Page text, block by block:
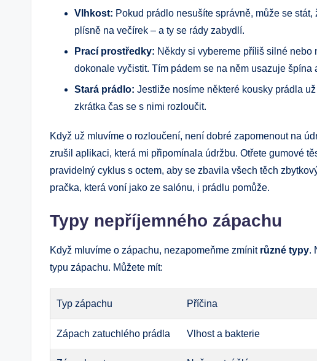
Vlhkost: Pokud prádlo nesušíte správně, může se stát,
plísně na večírek – a ty se rády zabydlí.
Prací prostředky: Někdy si vybereme příliš silné nebo
dokonale vyčistit. Tím pádem se na něm usazuje špína
Stará prádlo: Jestliže nosíme některé kousky prádla
zkrátka čas se s nimi rozloučit.
Když už mluvíme o rozloučení, není dobré zapomenout na
zrušil aplikaci, která mi připomínala údržbu. Otřete gumové
pravidelný cyklus s octem, aby se zbavila všech těch
pračka, která voní jako ze salónu, i prádlu pomůže.
Typy nepříjemného zápachu
Když mluvíme o zápachu, nezapomeňme zmínit různé typy.
typu zápachu. Můžete mít:
Typ zápachu Příčina
Zápach zatuchlého prádla Vlhost a bakterie